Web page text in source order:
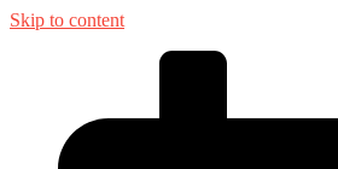
Skip to content